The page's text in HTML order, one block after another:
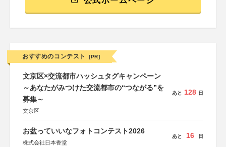
おすすめのコンテスト [PR]
文京区×交流都市ハッシュタグキャンペーン
～あなたがみつけた交流都市の“つながる”を
募集～
文京区
あと 128 日
お盆っていいなフォトコンテスト2026
株式会社日本香堂
あと 16 日